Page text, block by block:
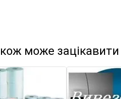
може зацікавити